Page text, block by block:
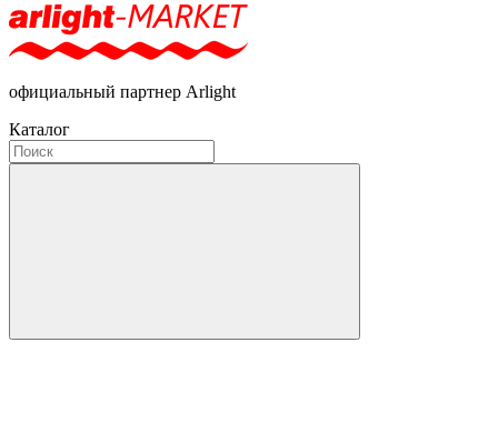
официальный партнер Arlight
Каталог